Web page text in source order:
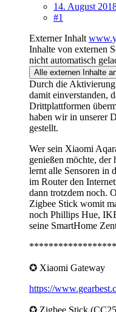
14. August
#1
Externer Inhalt
Inhalte von externen
nicht automatisch
Alle externen Inhalte
Durch die Aktivierung
damit einverstanden,
Drittplattformen
haben wir in unserer
gestellt.
Wer sein Xiaomi
genießen möchte,
lernt alle Sensoren in
im Router den
dann trotzdem noch.
Zigbee Stick womit
noch Phillips Hue,
seine SmartHome
✪ Xiaomi Gateway
https://
✪ Zigbee Stick